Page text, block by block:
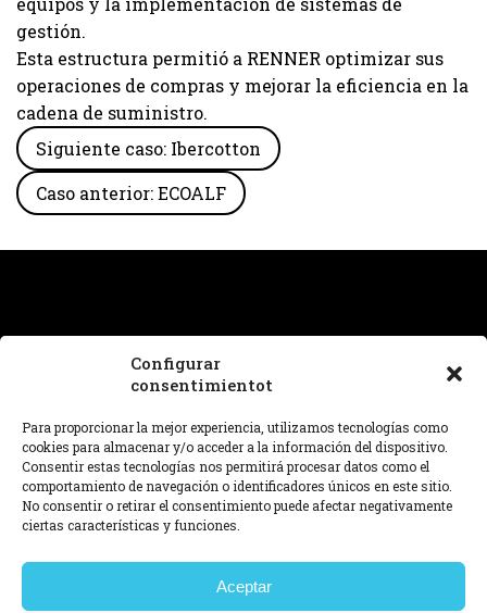
Configurar
consentimientot
Para proporcionar la mejor experiencia, utilizamos tecnologías como
cookies para almacenar y/o acceder a la información del dispositivo.
Consentir estas tecnologías nos permitirá procesar datos como el
comportamiento de navegación o identificadores únicos en este sitio.
No consentir o retirar el consentimiento puede afectar negativamente
ciertas características y funciones.
Aceptar
gestión.
Esta estructura permitió a RENNER optimizar sus
operaciones de compras y mejorar la eficiencia en la
cadena de suministro.
Siguiente caso: Ibercotton
Caso anterior: ECOALF
© 2026 DNA™ futures
Aviso legal, Política de privacidad,Política de cookies,
Configurar consentimiento.
Ver em português
pregunta sobre nuestro trabajo? Estamos en
hello@dnafutures.com.